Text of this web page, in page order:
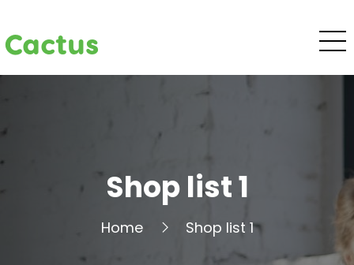
Cactus
Shop list 1
Home Shop list 1